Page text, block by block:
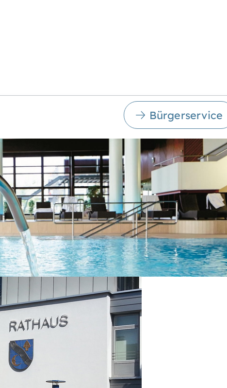
Bürgerservice